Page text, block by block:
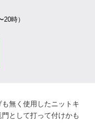
時）
無く使用したニットキ
として打って付けかも